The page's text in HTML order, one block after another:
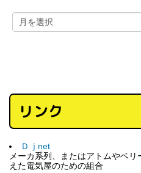
リンク
Ｄｊnet
メーカ系列、またはアトムやベ
えた電気屋のための組合